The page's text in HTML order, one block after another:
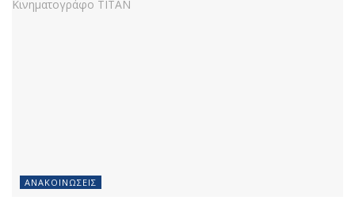
ΑΝΑΚΟΙΝΏΣΕΙΣ